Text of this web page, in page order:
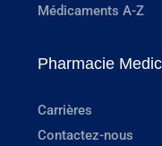
Médicaments A-Z
Pharmacie
Carrières
Contactez-nous